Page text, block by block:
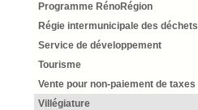
Programme RénoRégion
Régie intermunicipale des déchets
Service de développement
Tourisme
Vente pour non-paiement de taxes
Villégiature